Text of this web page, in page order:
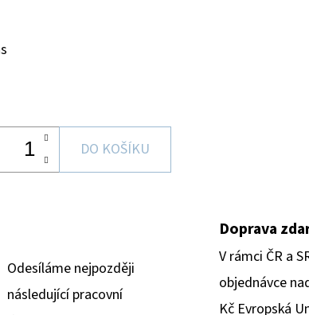
DO KOŠÍKU
Odesíláme nejpozději
následující pracovní
Doprava
V rámci ČR a
objednávce
Kč Evropská